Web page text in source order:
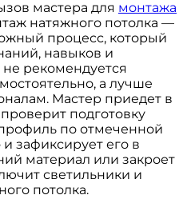
мастера для монтажа
натяжного потолка —
процесс, который
навыков и
рекомендуется
а лучше
Мастер приедет в
подготовку
по отмеченной
зафиксирует его в
материал или закроет
светильники и
потолка.